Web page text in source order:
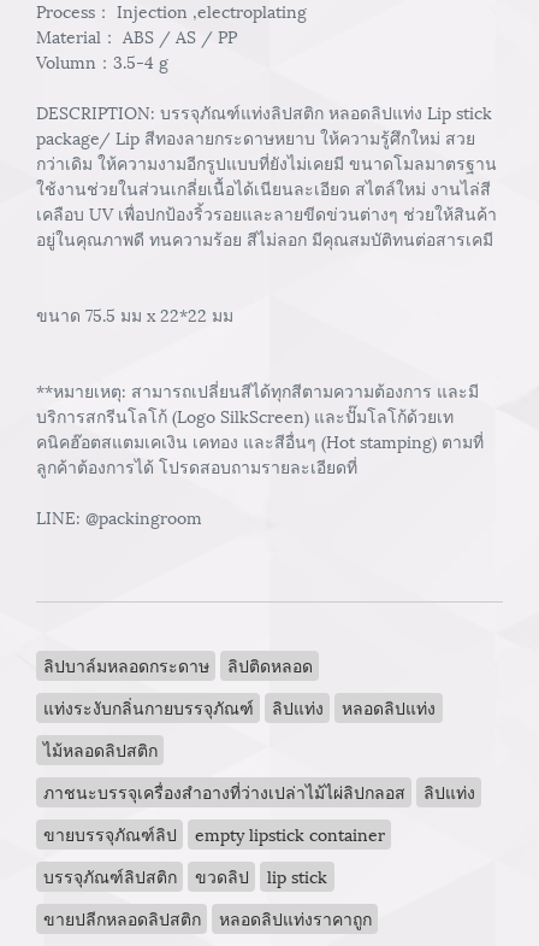
Process： Injection ,electroplating
Material： ABS / AS / PP
Volumn：3.5-4 g
DESCRIPTION: บรรจุภัณฑ์แท่งลิปสติก หลอดลิปแท่ง Lip stick
package/ Lip สีทองลายกระดาษหยาบ ให้ความรู้ศึกใหม่ สวย
กว่าเดิม ให้ความงามอีกรูปแบบที่ยังไม่เคยมี ขนาดโมลมาตรฐาน
ใช้งานช่วยในส่วนเกลี่ยเนื้อได้เนียนละเอียด สไตล์ใหม่ งานไล่สี
เคลือบ UV เพื่อปกป้องริ้วรอยและลายขีดข่วนต่างๆ ช่วยให้สินค้า
อยู่ในคุณภาพดี ทนความร้อย สีไม่ลอก มีคุณสมบัติทนต่อสารเคมี
ขนาด 75.5 มม x 22*22 มม
**หมายเหตุ: สามารถเปลี่ยนสีได้ทุกสีตามความต้องการ และมี
บริการสกรีนโลโก้ (Logo SilkScreen) และปั๊มโลโก้ด้วยเท
คนิคฮ๊อตสแตมเคเงิน เคทอง และสีอื่นๆ (Hot stamping) ตามที่
ลูกค้าต้องการได้ โปรดสอบถามรายละเอียดที่
LINE: @packingroom
ลิปบาล์มหลอดกระดาษ
ลิปติดหลอด
แท่งระงับกลิ่นกายบรรจุภัณฑ์
ลิปแท่ง
หลอดลิปแท่ง
ไม้หลอดลิปสติก
ภาชนะบรรจุเครื่องสำอางที่ว่างเปล่าไม้ไผ่ลิปกลอส
ลิปแท่ง
ขายบรรจุภัณฑ์ลิป
empty lipstick container
บรรจุภัณฑ์ลิปสติก
ขวดลิป
lip stick
ขายปลีกหลอดลิปสติก
หลอดลิปแท่งราคาถูก